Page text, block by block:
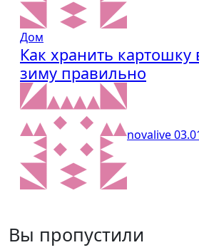
Дом
Как хранить картошку
зиму правильно
novalive
Вы пропустили